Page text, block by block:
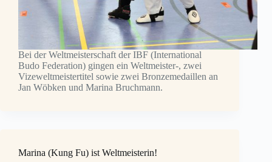
Bei der Weltmeisterschaft der IBF (International
Budo Federation) gingen ein Weltmeister-, zwei
Vizeweltmeistertitel sowie zwei Bronzemedaillen an
Jan Wöbken und Marina Bruchmann.
Marina (Kung Fu) ist Weltmeisterin!